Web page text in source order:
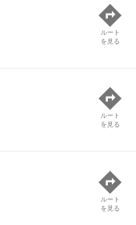
ルート
を見る
ルート
を見る
ルート
を見る